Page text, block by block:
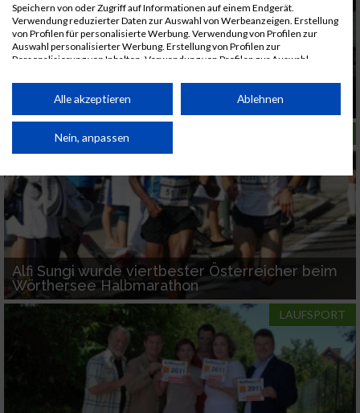
Alfi Sungi wurde viertbester Österreicher beim
Wörthersee Halbmarathon
LAUFSPORT
Speichern von oder Zugriff auf Informationen auf einem Endgerät.
Verwendung reduzierter Daten zur Auswahl von Werbeanzeigen. Erstellung
von Profilen für personalisierte Werbung. Verwendung von Profilen zur
Auswahl personalisierter Werbung. Erstellung von Profilen zur
Personalisierung von Inhalten. Verwendung von Profilen zur Auswahl
Performance von Inhalten. Analyse von Zielgruppen durch Statistiken oder
Kombinationen von Daten aus verschiedenen Quellen. Entwicklung und
von Inhalten.
Daten können außerhalb der Europäischen Union weitergegeben und in die
Website/App.
Partnerliste anzeigen (1 IAB-Anbieter)
Wir nutzen Ihre Daten für folgende Zwecke:
IAB-Verarbeitungszwecke:
Speichern von oder Zugriff auf Informationen
auf einem Endgerät
Verwendung reduzierter Daten zur Auswahl
von Werbeanzeigen
Erstellung von Profilen für personalisierte
Alle akzeptieren Ablehnen
Nein, anpassen